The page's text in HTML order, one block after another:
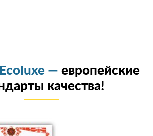
— европейские
качества!